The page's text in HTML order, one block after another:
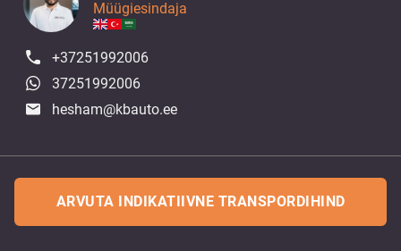
Müügiesindaja
+37251992006
37251992006
hesham@kbauto.ee
ARVUTA INDIKATIIVNE TRANSPORDIHIND